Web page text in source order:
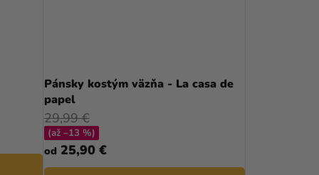
D
U
K
T
Pánsky kostým väzňa - La casa de
papel
od 25,90 €
29,99 €
(až –13 %)